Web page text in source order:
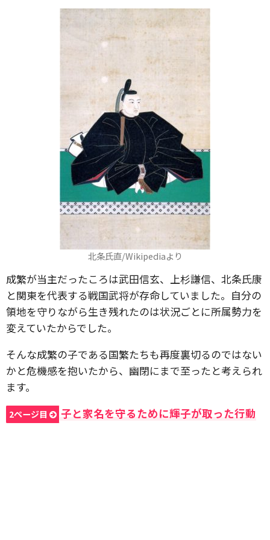
北条氏直/Wikipediaより
成繁が当主だったころは武田信玄、上杉謙信、北条氏康
と関東を代表する戦国武将が存命していました。自分の
領地を守りながら生き残れたのは状況ごとに所属勢力を
変えていたからでした。
そんな成繁の子である国繁たちも再度裏切るのではない
かと危機感を抱いたから、幽閉にまで至ったと考えられ
ます。
2ページ目 子と家名を守るために輝子が取った行動